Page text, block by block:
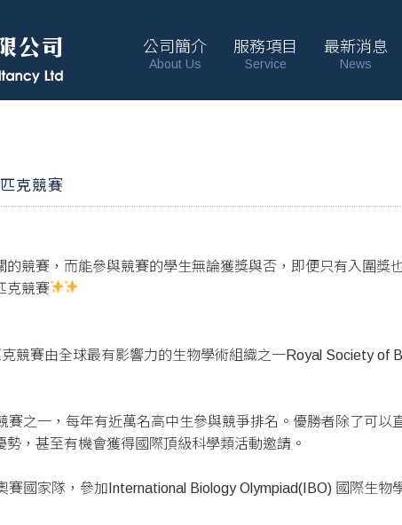
公司簡介
About Us
服務項目
Service
最新消息
News
克競賽
競賽，而能參與競賽的學生無論獲獎與否，即便只有入圍獎
克競賽
競賽由全球最有影響力的生物學術組織之一Royal Society of
之一，每年有近萬名高中生參與競爭排名。優勝者除了可以
，甚至有機會獲得國際頂級科學類活動邀請。
國家隊，參加International Biology Olympiad(IBO) 國際生物